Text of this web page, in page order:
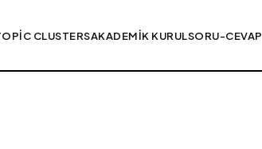
CLUSTERSAKADEMIK KURULSORU-CEVAP